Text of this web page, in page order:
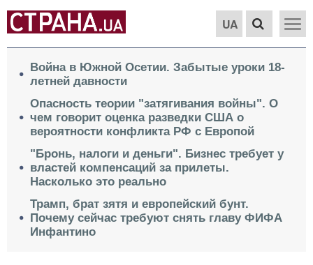
UA
Война в Южной Осетии. Забытые уроки 18-
летней давности
Опасность теории "затягивания войны". О
чем говорит оценка разведки США о
вероятности конфликта РФ с Европой
"Бронь, налоги и деньги". Бизнес требует у
властей компенсаций за прилеты.
Насколько это реально
Трамп, брат зятя и европейский бунт.
Почему сейчас требуют снять главу ФИФА
Инфантино